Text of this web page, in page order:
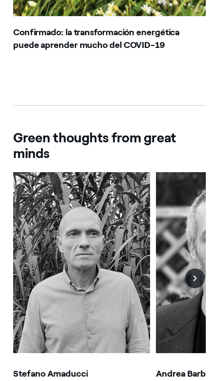
Confirmado: la transformación energética
puede aprender mucho del COVID-19
Green thoughts from great
minds
Stefano Amaducci Andrea